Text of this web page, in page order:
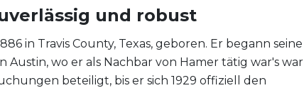
und robust
in Travis County, Texas, geboren. Er begann seine
wo er als Nachbar von Hamer tätig war's war
beteiligt, bis er sich 1929 offiziell den